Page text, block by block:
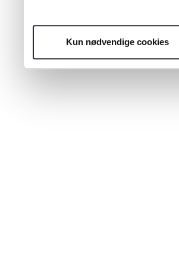
Kun nødvendige cookies